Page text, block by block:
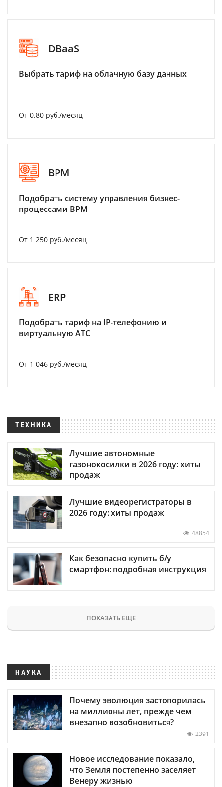
DBaaS
Выбрать тариф на облачную базу данных
От 0.80 руб./месяц
BPM
Подобрать систему управления бизнес-
процессами BPM
От 1 250 руб./месяц
ERP
Подобрать тариф на IP-телефонию и
виртуальную АТС
От 1 046 руб./месяц
ТЕХНИКА
Лучшие автономные
газонокосилки в 2026 году: хиты
продаж
Лучшие видеорегистраторы в
2026 году: хиты продаж
48854
Как безопасно купить б/у
смартфон: подробная инструкция
ПОКАЗАТЬ ЕЩЕ
НАУКА
Почему эволюция застопорилась
на миллионы лет, прежде чем
внезапно возобновиться?
2391
Новое исследование показало,
что Земля постепенно заселяет
Венеру жизнью